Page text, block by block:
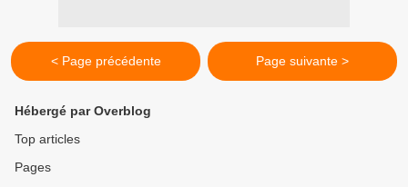
< Page précédente Page suivante >
Hébergé par Overblog
Top articles
Pages